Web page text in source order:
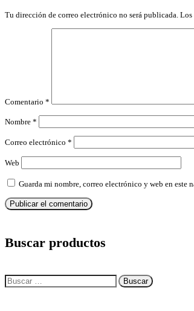
Tu dirección de correo electrónico no será publicada. Los
Comentario *
Nombre *
Correo electrónico *
Web
Guarda mi nombre, correo electrónico y web en este
Buscar productos